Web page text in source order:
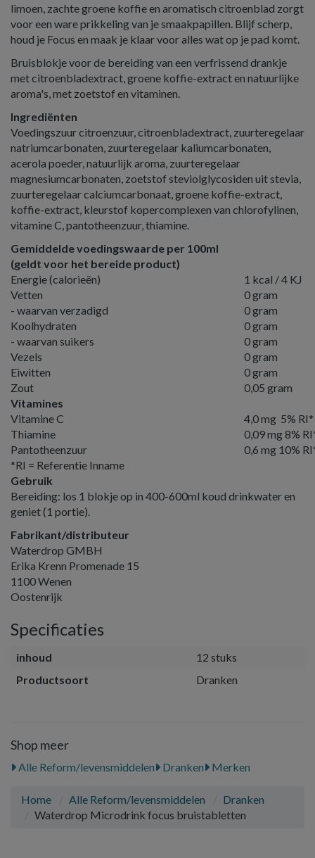
limoen, zachte groene koffie en aromatisch citroenblad zorgt
voor een ware prikkeling van je smaakpapillen. Blijf scherp,
houd je Focus en maak je klaar voor alles wat op je pad komt.
Bruisblokje voor de bereiding van een verfrissend drankje
met citroenbladextract, groene koffie-extract en natuurlijke
aroma's, met zoetstof en vitaminen.
Ingrediënten
Voedingszuur citroenzuur, citroenbladextract, zuurteregelaar
natriumcarbonaten, zuurteregelaar kaliumcarbonaten,
acerola poeder, natuurlijk aroma, zuurteregelaar
magnesiumcarbonaten, zoetstof steviolglycosiden uit stevia,
zuurteregelaar calciumcarbonaat, groene koffie-extract,
koffie-extract, kleurstof kopercomplexen van chlorofylinen,
vitamine C, pantotheenzuur, thiamine.
Gemiddelde voedingswaarde per 100ml
(geldt voor het bereide product)
Energie (calorieën)
1 kcal / 4 KJ
Vetten
0 gram
- waarvan verzadigd
0 gram
Koolhydraten
0 gram
- waarvan suikers
0 gram
Vezels
0 gram
Eiwitten
0 gram
Zout
0,05 gram
Vitamines
Vitamine C
4,0 mg 5% RI*
Thiamine
0,09 mg 8%
Pantotheenzuur
0,6 mg 10%
*RI = Referentie Inname
Gebruik
Bereiding: los 1 blokje op in 400-600ml koud drinkwater en
geniet (1 portie).
Fabrikant/distributeur
Waterdrop GMBH
Erika Krenn Promenade 15
1100 Wenen
Oostenrijk
Specificaties
inhoud
12 stuks
Productsoort
Dranken
Shop meer
Alle Reform/levensmiddelen Dranken Merken
Home Alle Reform/levensmiddelen
Dranken
Waterdrop Microdrink focus bruistabletten